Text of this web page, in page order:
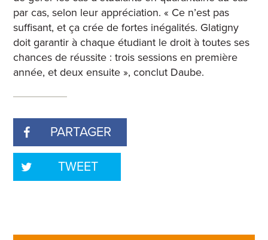
par cas, selon leur appréciation. « Ce n’est pas
suffisant, et ça crée de fortes inégalités. Glatigny
doit garantir à chaque étudiant le droit à toutes ses
chances de réussite : trois sessions en première
année, et deux ensuite », conclut Daube.
PARTAGER
TWEET